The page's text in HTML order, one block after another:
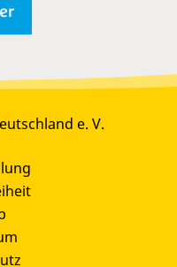
e. V.